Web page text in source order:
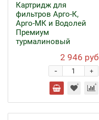
Картридж для
фильтров Арго-К,
Арго-МК и Водолей
Премиум
турмалиновый
2 946 руб
+
-